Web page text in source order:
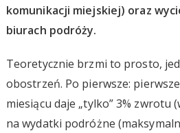
komunikacji miejskiej) oraz
biurach podróży.
Teoretycznie brzmi to prosto,
obostrzeń. Po pierwsze:
miesiącu daje „tylko” 3% zwrotu
na wydatki podróżne